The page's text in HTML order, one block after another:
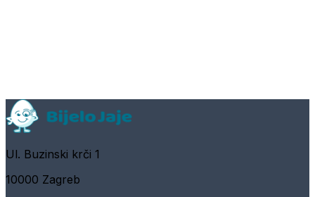
Ul. Buzinski krči 1
10000 Zagreb